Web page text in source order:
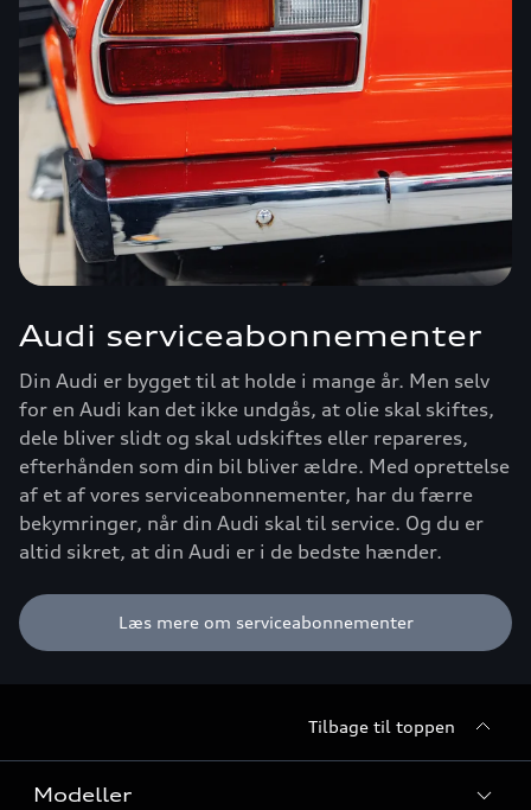
Audi serviceabonnementer
Din Audi er bygget til at holde i mange år. Men selv
for en Audi kan det ikke undgås, at olie skal skiftes,
dele bliver slidt og skal udskiftes eller repareres,
efterhånden som din bil bliver ældre. Med oprettelse
af et af vores serviceabonnementer, har du færre
bekymringer, når din Audi skal til service. Og du er
altid sikret, at din Audi er i de bedste hænder.
Læs mere om serviceabonnementer
Tilbage til toppen
Modeller